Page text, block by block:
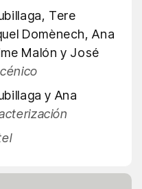
Tere
Domènech, Ana
Malón y José
y Ana